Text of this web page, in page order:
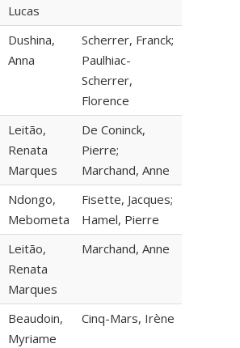
Lucas
Dushina,
Anna
Scherrer, Franck;
Paulhiac-
Scherrer,
Florence
Leitão,
Renata
Marques
De Coninck,
Pierre;
Marchand, Anne
Ndongo,
Mebometa
Fisette, Jacques;
Hamel, Pierre
Leitão,
Renata
Marques
Marchand, Anne
Beaudoin,
Myriame
Cinq-Mars, Irène